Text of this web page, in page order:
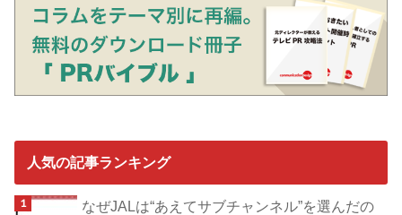
人気の記事ランキング
なぜJALは“あえてサブチャンネル”を選んだの